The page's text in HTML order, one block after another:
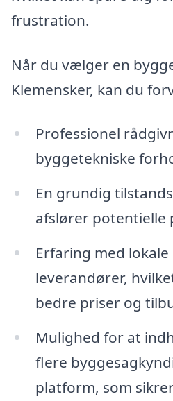
frustration.
Når du vælger en
Klemensker, kan du
Professionel
byggetekniske
En grundig
afslører potentielle
Erfaring med
leverandører,
bedre priser og
Mulighed for at
flere
platform, som